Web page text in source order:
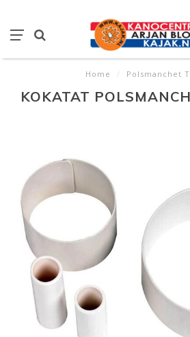
Home / Polsmanchet
KOKATAT